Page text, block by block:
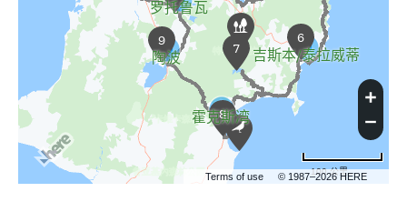
罗托鲁瓦
陶波
9
霍克斯湾
8
6
7 吉斯本/泰拉威蒂
Terms of use © 1987–2026 HERE
100 公里